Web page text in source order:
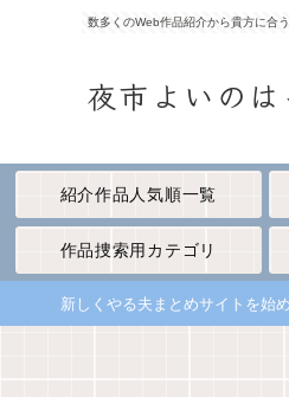
数多くのWeb作品紹介から貴方に合
夜市よいの
紹介作品人気順一覧
作品捜索用カテゴリ
新しくやる夫まとめサイトを始